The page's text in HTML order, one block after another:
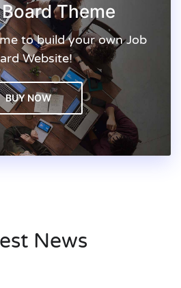
Theme
to build your own Job
Website!
BUY NOW
News